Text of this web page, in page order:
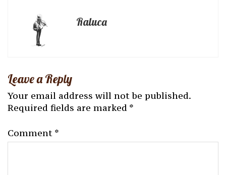
Raluca
Leave a Reply
Your email address will not be published.
Required fields are marked *
Comment *